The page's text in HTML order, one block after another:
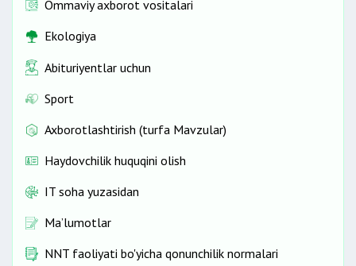
Ommaviy axborot vositalari
Ekologiya
Abituriyentlar uchun
Sport
Axborotlashtirish (turfa Mavzular)
Haydovchilik huquqini olish
IT soha yuzasidan
Ma’lumotlar
NNT faoliyati bo'yicha qonunchilik normalari